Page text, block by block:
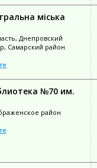
міська
Днепровский
Самарский район
№70 им.
район